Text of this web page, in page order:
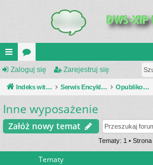
UI
C
K
_L
or
a
Zaloguj się Zarejestruj się
Indeks witryny Serwis Encyklopedia Uzbrojenia Opublikowane zestawienia
Inne wyposażenie
Załóż nowy temat
Tematy: 1 • Strona
Tematy